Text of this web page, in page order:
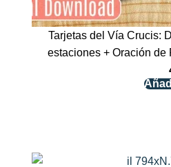
Tarjetas del Vía Crucis:
estaciones + Oración